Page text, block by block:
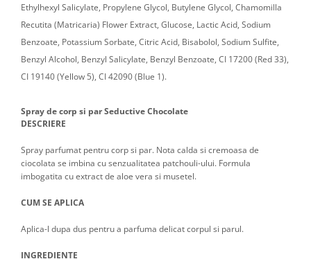
Ethylhexyl Salicylate, Propylene Glycol, Butylene Glycol, Chamomilla
Recutita (Matricaria) Flower Extract, Glucose, Lactic Acid, Sodium
Benzoate, Potassium Sorbate, Citric Acid, Bisabolol, Sodium Sulfite,
Benzyl Alcohol, Benzyl Salicylate, Benzyl Benzoate, CI 17200 (Red 33),
CI 19140 (Yellow 5), CI 42090 (Blue 1).
Spray de corp si par Seductive Chocolate
DESCRIERE
Spray parfumat pentru corp si par. Nota calda si cremoasa de
ciocolata se imbina cu senzualitatea patchouli-ului. Formula
imbogatita cu extract de aloe vera si musetel.
CUM SE APLICA
Aplica-l dupa dus pentru a parfuma delicat corpul si parul.
INGREDIENTE